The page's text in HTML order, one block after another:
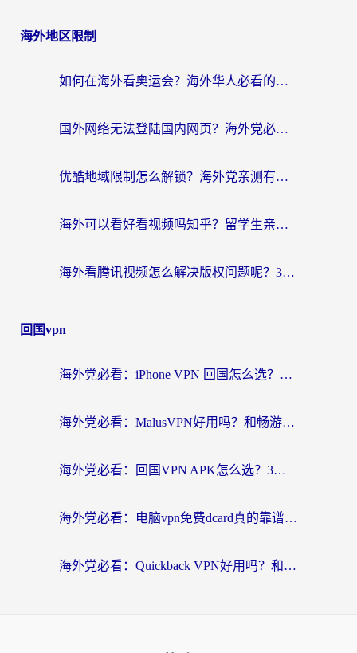
海外地区限制
如何在海外看奥运会？海外华人必看的体育赛事直播终极指南
国外网络无法登陆国内网页？海外党必看：选对回国加速器实现无缝访问
优酷地域限制怎么解锁？海外党亲测有效的追剧自由指南
海外可以看好看视频吗知乎？留学生亲测有效的回国追剧解决方案
海外看腾讯视频怎么解决版权问题呢？3步让你轻松解锁国内影视自由
回国vpn
海外党必看：iPhone VPN 回国怎么选？一篇搞定无缝访问国内资源
海外党必看：MalusVPN好用吗？和畅游VPN对比哪个回国效果更好？附穿梭飞鱼神龟真实体验
海外党必看：回国VPN APK怎么选？3步教你无缝刷国内剧玩国服
海外党必看：电脑vpn免费dcard真的靠谱吗？教你选对回国加速器无缝访问国内资源
海外党必看：Quickback VPN好用吗？和小黑牛VPN对比哪个回国效果更好？附真实体验+避坑指南